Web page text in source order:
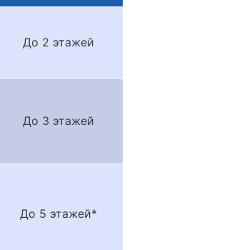
До 2 этажей
До 3 этажей
До 5 этажей*